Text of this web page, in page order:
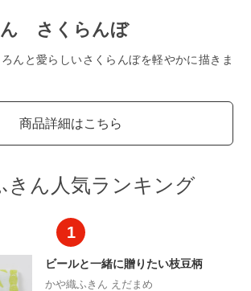
ん さくらんぼ
んと愛らしいさくらんぼを軽やかに描きま
商品詳細はこちら
きん人気ランキング
ビールと一緒に贈りたい枝豆柄
かや織ふきん えだまめ